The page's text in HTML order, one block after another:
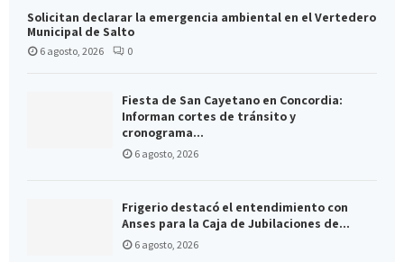
Solicitan declarar la emergencia ambiental en el Vertedero
Municipal de Salto
6 agosto, 2026 0
Fiesta de San Cayetano en Concordia:
Informan cortes de tránsito y
cronograma...
6 agosto, 2026
Frigerio destacó el entendimiento con
Anses para la Caja de Jubilaciones de...
6 agosto, 2026